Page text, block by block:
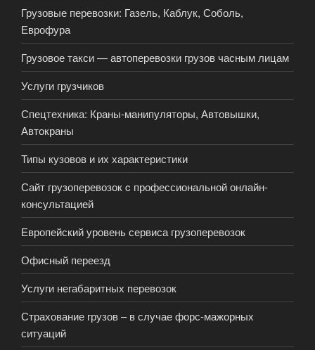
Грузовые перевозки: Газель, Каблук, Соболь,
Еврофура
Грузовое такси — автоперевозки грузов часным лицам
Услуги грузчиков
Спецтехника: Краны-манипуляторы, Автовышки,
Автокраны
Типы кузовов и их характеристики
Сайт грузоперевозок c профессиональной онлайн-
консультацией
Европейский уровень сервиса грузоперевозок
Офисный переезд
Услуги негабаритных перевозок
Страхование грузов – в случае форс-мажорных
ситуаций